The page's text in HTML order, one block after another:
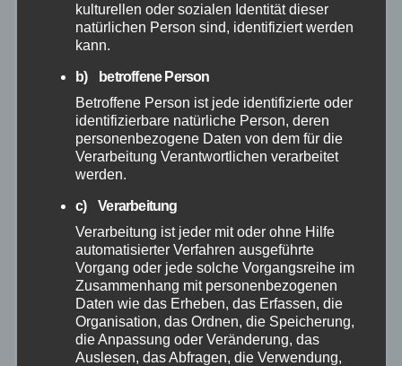
Mai 2026
März 2026
Februar 2026
Januar 2026
Dezember 2025
November 2025
Oktober 2025
kulturellen oder sozialen Identität dieser
natürlichen Person sind, identifiziert werden
kann.
b) betroffene Person
Betroffene Person ist jede identifizierte oder
identifizierbare natürliche Person, deren
personenbezogene Daten von dem für die
Verarbeitung Verantwortlichen verarbeitet
werden.
c) Verarbeitung
Verarbeitung ist jeder mit oder ohne Hilfe
automatisierter Verfahren ausgeführte
Vorgang oder jede solche Vorgangsreihe im
Zusammenhang mit personenbezogenen
Daten wie das Erheben, das Erfassen, die
Organisation, das Ordnen, die Speicherung,
die Anpassung oder Veränderung, das
Auslesen, das Abfragen, die Verwendung,